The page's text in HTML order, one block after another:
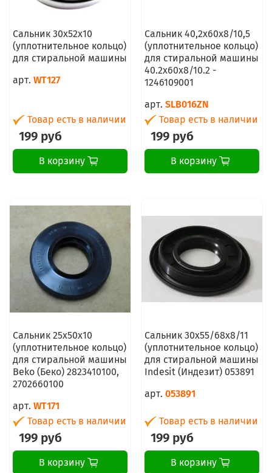
Сальник 30x52x10
(уплотнительное кольцо)
для стиральной машины
арт. WT127
Товар есть в наличии
199 руб
В корзину
Сальник 40,2х60х8/10,5
(уплотнительное кольцо)
для стиральной машины
40.2х60х8/10.2 -
1246109001
арт. SLB016ZN
Товар есть в наличии
199 руб
В корзину
Сальник 25x50x10
(уплотнительное кольцо)
для стиральной машины
Beko (Беко) 2823410100,
2702660100
арт. WT171
Товар есть в наличии
199 руб
В корзину
Сальник 30x55/68x8/11
(уплотнительное кольцо)
для стиральной машины
Indesit (Индезит) 053891
арт. 053891
Товар есть в наличии
199 руб
В корзину